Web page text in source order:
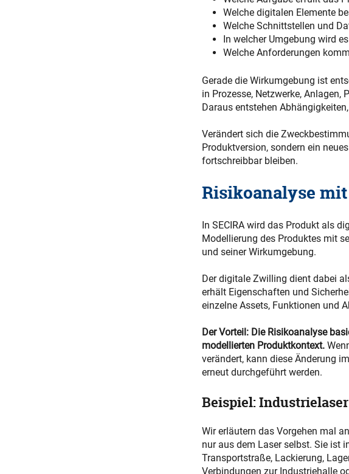
Welche digitalen Elemente
Welche Schnittstellen und
In welcher Umgebung wird
Welche Anforderungen
Gerade die Wirkumgebung ist
in Prozesse, Netzwerke,
Daraus entstehen
Verändert sich die
Produktversion, sondern ein
fortschreibbar bleiben.
Risikoanalyse
In SECIRA wird das Produkt als
Modellierung des Produktes mit
und seiner Wirkumgebung.
Der digitale Zwilling dient dabei
erhält Eigenschaften und
einzelne Assets, Funktionen und
Der Vorteil: Die Risikoanalyse
modellierten Produktkontext.
verändert, kann diese Änderung
erneut durchgeführt werden.
Beispiel:
Wir erläutern das Vorgehen mal
nur aus dem Laser selbst. Sie ist
Transportstraße, Lackierung,
Verbindungen zur Industriehalle